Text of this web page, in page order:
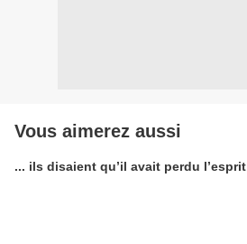
Vous aimerez aussi
... ils disaient qu’il avait perdu l’esprit